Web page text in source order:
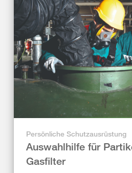
Persönliche Schutzausrüstung
Auswahlhilfe für
Gasfilter